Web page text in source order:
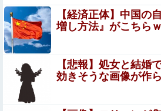
「上級公務員試験に合格とは書い
ッコミを受けまくり……
立ちんぼを買うもキモすぎてヤらせ
代わりの足コキでまさかの大量身寸
【動画】 ルビィちゃん、浜田雅功
段々おかしな仕事が増える
【動画】甲子園の女性審判、
【経済正体】中国の
増し方法』がこちら
【悲報】処女と結婚
効きそうな画像が作